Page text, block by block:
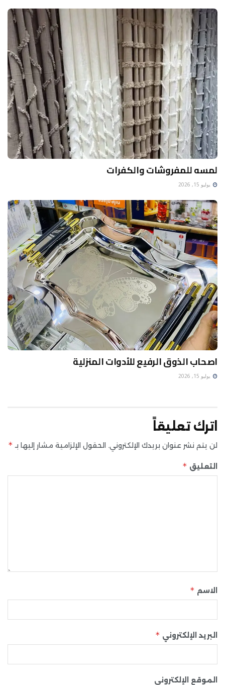
لمسه للمفروشات والكفرات
يوليو 15, 2026
اصحاب الذوق الرفيع للأدوات المنزلية
يوليو 15, 2026
اترك تعليقاً
لن يتم نشر عنوان بريدك الإلكتروني. الحقول الإلزامية مشار إليها بـ *
التعليق *
الاسم *
البريد الإلكتروني *
الموقع الإلكتروني